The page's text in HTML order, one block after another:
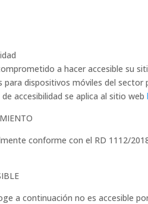
a hacer accesible su
para dispositivos móviles del sector
accesibilidad se aplica al sitio web
conforme con el RD 1112/
a continuación no es accesible